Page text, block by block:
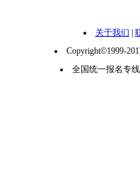
关于我们
Copyright©1999-
全国统一报名专